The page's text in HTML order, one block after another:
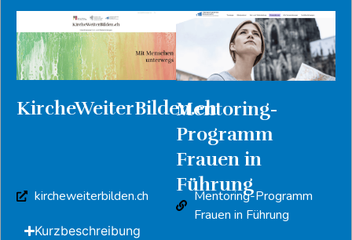
KircheWeiterBilden.chMentoring-
Programm
Frauen in
Führung
kircheweiterbilden.ch
Kurzbeschreibung
Mentoring-Programm
Frauen in Führung